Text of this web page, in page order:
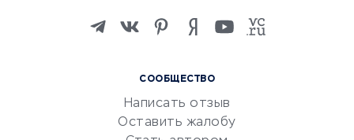
Изучение иностранных
Маркетинг и продажи
Репетиторство
Красота и здоровье
СООБЩЕСТВО
Написать отзыв
Оставить жалобу